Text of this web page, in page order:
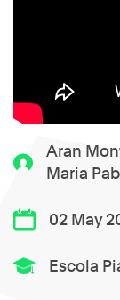
Aran
Maria
02 May
Escola